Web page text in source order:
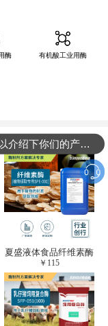
酶 有机酸工业用酶
夏盛液体食品纤维素酶
(植物提取专用酶/解决
提取液混浊问题/降
黏)FFY-0651
￥ 115
可以介绍下你们的产品么？